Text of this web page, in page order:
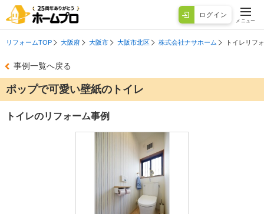
ログイン
メニュー
リフォームTOP 大阪府 大阪市 大阪市北区 株式会社ナサホーム トイレリフ
事例一覧へ戻る
ポップで可愛い壁紙のトイレ
トイレのリフォーム事例